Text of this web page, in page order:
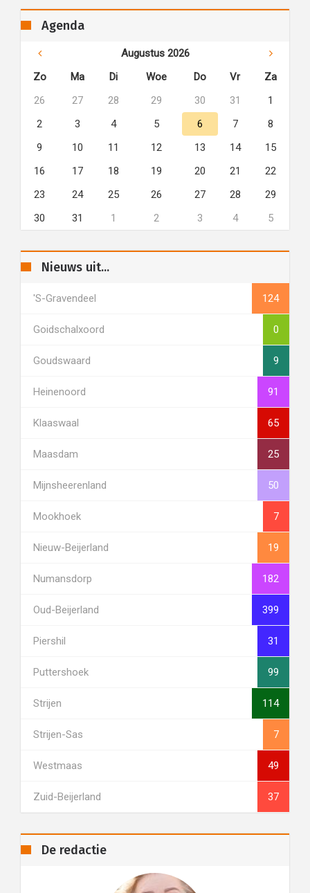
Agenda
Augustus 2026
Zo
Ma Di Woe Do Vr
Za
26
27 28 29 30 31
1
2
3 4 5 6 7
8
9
10 11 12 13 14
15
16
17 18 19 20 21
22
23
24 25 26 27 28
29
30
31 1 2 3 4 5
Nieuws uit...
's-Gravendeel 124
Goidschalxoord 0
Goudswaard 9
Heinenoord 91
Klaaswaal 65
Maasdam 25
Mijnsheerenland 50
Mookhoek 7
Nieuw-Beijerland 19
Numansdorp 182
Oud-Beijerland 399
Piershil 31
Puttershoek 99
Strijen 114
Strijen-Sas 7
Westmaas 49
Zuid-Beijerland 37
De redactie